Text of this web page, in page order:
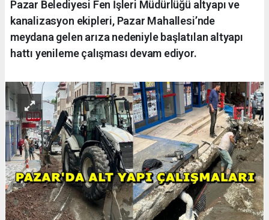
Pazar Belediyesi Fen İşleri Müdürlüğü altyapı ve
kanalizasyon ekipleri, Pazar Mahallesi’nde
meydana gelen arıza nedeniyle başlatılan altyapı
hattı yenileme çalışması devam ediyor.